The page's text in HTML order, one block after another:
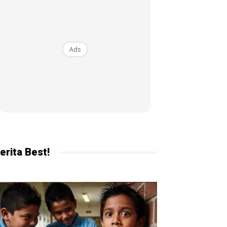
Ads
Best!